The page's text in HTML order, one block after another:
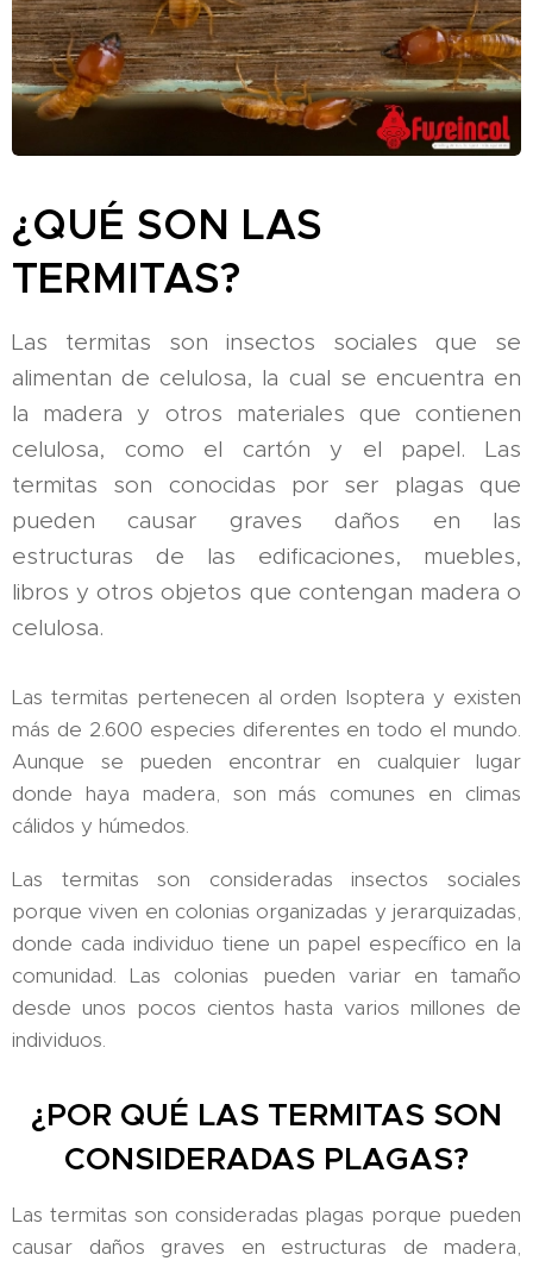
¿QUÉ SON LAS
TERMITAS?
Las termitas son insectos sociales que se
alimentan de celulosa, la cual se encuentra en
la madera y otros materiales que contienen
celulosa, como el cartón y el papel. Las
termitas son conocidas por ser plagas que
pueden causar graves daños en las
estructuras de las edificaciones, muebles,
libros y otros objetos que contengan madera o
celulosa.
Las termitas pertenecen al orden Isoptera y existen
más de 2.600 especies diferentes en todo el mundo.
Aunque se pueden encontrar en cualquier lugar
donde haya madera, son más comunes en climas
cálidos y húmedos.
Las termitas son consideradas insectos sociales
porque viven en colonias organizadas y jerarquizadas,
donde cada individuo tiene un papel específico en la
comunidad. Las colonias pueden variar en tamaño
desde unos pocos cientos hasta varios millones de
individuos.
¿POR QUÉ LAS TERMITAS SON
CONSIDERADAS PLAGAS?
Las termitas son consideradas plagas porque pueden
causar daños graves en estructuras de madera,